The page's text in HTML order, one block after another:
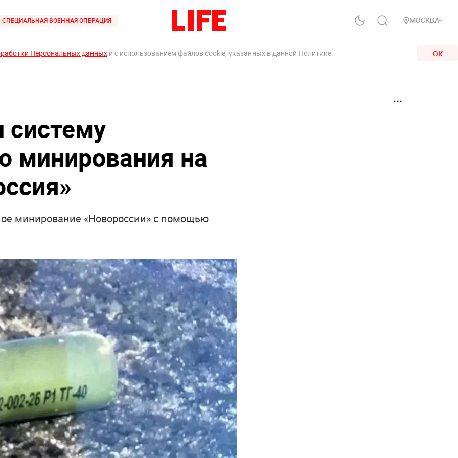
СПЕЦИАЛЬНАЯ ВОЕННАЯ ОПЕРАЦИЯ МОСКВА
Персональных данных и с использованием файлов cookie, указанных в данной Политике. ОК
минирования на
минирование «Новороссии» с помощью